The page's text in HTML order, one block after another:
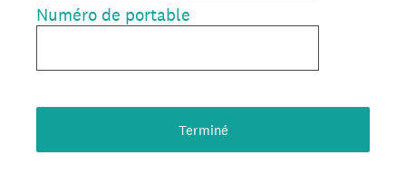
Numéro de portable
Terminé